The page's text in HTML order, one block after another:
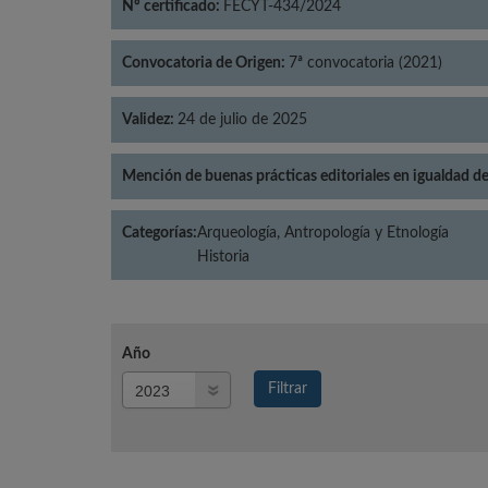
Nº certificado: FECYT-434/2024
Convocatoria de Origen: 7ª convocatoria (2021)
Validez: 24 de julio de 2025
Mención de buenas prácticas editoriales en igualdad
Categorías:Arqueología, Antropología y Etnología
Historia
Año
Filtrar